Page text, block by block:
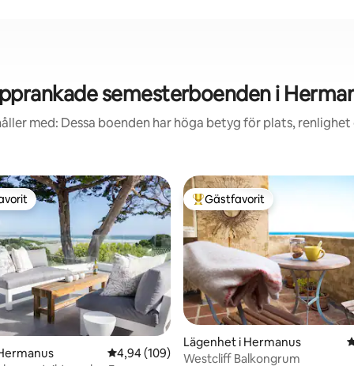
semesterboenden i
med: Dessa boenden har höga betyg för plats, renlighet
betyg, 161 omdömen
4,94 av 5 i genomsnittligt betyg, 109
4,94 (109)
Populär gästfavorit
Gästfavorit
Lägenhet i Hermanus
Westcliff Balkongrum